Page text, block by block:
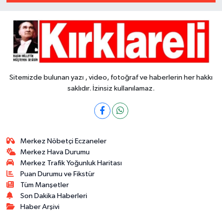
Sitemizde bulunan yazı , video, fotoğraf ve haberlerin her hakkı
saklıdır. İzinsiz kullanılamaz.
Merkez Nöbetçi Eczaneler
Merkez Hava Durumu
Merkez Trafik Yoğunluk Haritası
Puan Durumu ve Fikstür
Tüm Manşetler
Son Dakika Haberleri
Haber Arşivi